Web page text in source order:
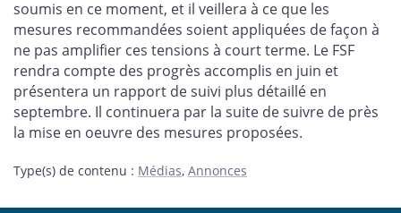
soumis en ce moment, et il veillera à ce que les
mesures recommandées soient appliquées de façon à
ne pas amplifier ces tensions à court terme. Le FSF
rendra compte des progrès accomplis en juin et
présentera un rapport de suivi plus détaillé en
septembre. Il continuera par la suite de suivre de près
la mise en oeuvre des mesures proposées.
Type(s) de contenu : Médias, Annonces